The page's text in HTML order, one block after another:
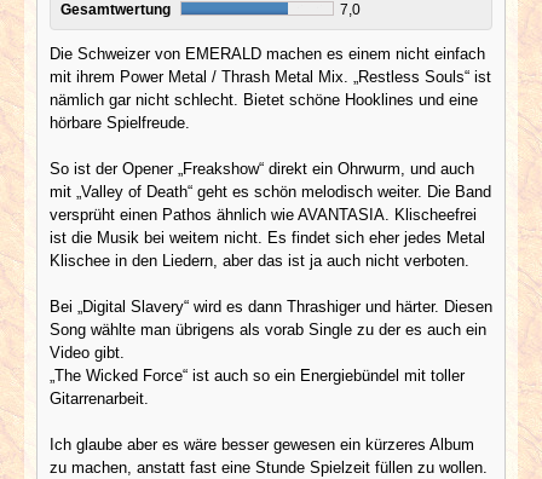
Gesamtwertung 7,0
Die Schweizer von EMERALD machen es einem nicht einfach
mit ihrem Power Metal / Thrash Metal Mix. „Restless Souls“ ist
nämlich gar nicht schlecht. Bietet schöne Hooklines und eine
hörbare Spielfreude.
So ist der Opener „Freakshow“ direkt ein Ohrwurm, und auch
mit „Valley of Death“ geht es schön melodisch weiter. Die Band
versprüht einen Pathos ähnlich wie AVANTASIA. Klischeefrei
ist die Musik bei weitem nicht. Es findet sich eher jedes Metal
Klischee in den Liedern, aber das ist ja auch nicht verboten.
Bei „Digital Slavery“ wird es dann Thrashiger und härter. Diesen
Song wählte man übrigens als vorab Single zu der es auch ein
Video gibt.
„The Wicked Force“ ist auch so ein Energiebündel mit toller
Gitarrenarbeit.
Ich glaube aber es wäre besser gewesen ein kürzeres Album
zu machen, anstatt fast eine Stunde Spielzeit füllen zu wollen.